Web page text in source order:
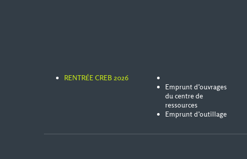
RENTRÉE CREB 2026
Emprunt d’ouvrages
du centre de
ressources
Emprunt d’outillage